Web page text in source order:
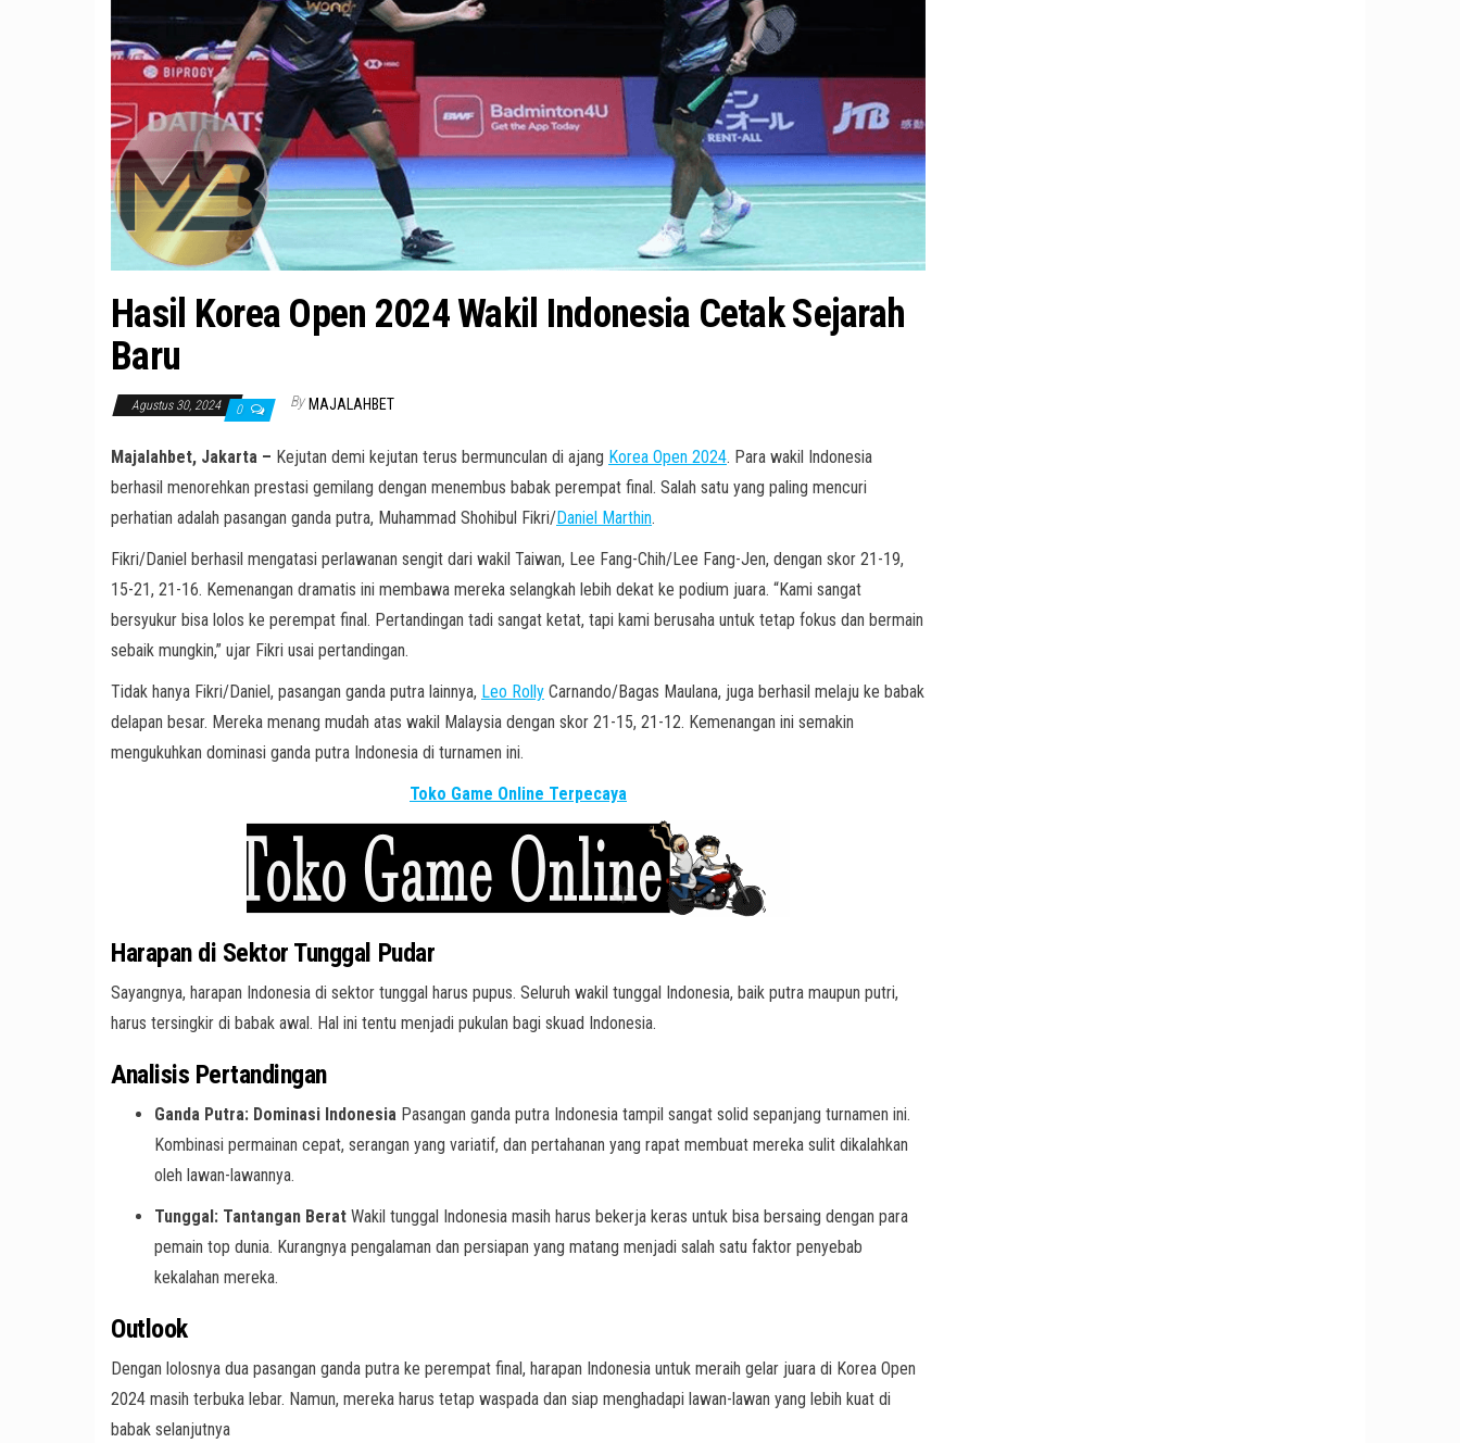
Hasil Korea Open 2024 Wakil Indonesia Cetak Sejarah
Baru
Agustus 30, 2024 0 By MAJALAHBET
Majalahbet, Jakarta – Kejutan demi kejutan terus bermunculan di ajang Korea Open 2024. Para wakil Indonesia
berhasil menorehkan prestasi gemilang dengan menembus babak perempat final. Salah satu yang paling mencuri
perhatian adalah pasangan ganda putra, Muhammad Shohibul Fikri/Daniel Marthin.
Fikri/Daniel berhasil mengatasi perlawanan sengit dari wakil Taiwan, Lee Fang-Chih/Lee Fang-Jen, dengan skor 21-19,
15-21, 21-16. Kemenangan dramatis ini membawa mereka selangkah lebih dekat ke podium juara. “Kami sangat
bersyukur bisa lolos ke perempat final. Pertandingan tadi sangat ketat, tapi kami berusaha untuk tetap fokus dan bermain
sebaik mungkin,” ujar Fikri usai pertandingan.
Tidak hanya Fikri/Daniel, pasangan ganda putra lainnya, Leo Rolly Carnando/Bagas Maulana, juga berhasil melaju ke babak
delapan besar. Mereka menang mudah atas wakil Malaysia dengan skor 21-15, 21-12. Kemenangan ini semakin
mengukuhkan dominasi ganda putra Indonesia di turnamen ini.
Toko Game Online Terpecaya
Harapan di Sektor Tunggal Pudar
Sayangnya, harapan Indonesia di sektor tunggal harus pupus. Seluruh wakil tunggal Indonesia, baik putra maupun putri,
harus tersingkir di babak awal. Hal ini tentu menjadi pukulan bagi skuad Indonesia.
Analisis Pertandingan
Ganda Putra: Dominasi Indonesia Pasangan ganda putra Indonesia tampil sangat solid sepanjang turnamen ini.
Kombinasi permainan cepat, serangan yang variatif, dan pertahanan yang rapat membuat mereka sulit dikalahkan
oleh lawan-lawannya.
Tunggal: Tantangan Berat Wakil tunggal Indonesia masih harus bekerja keras untuk bisa bersaing dengan para
pemain top dunia. Kurangnya pengalaman dan persiapan yang matang menjadi salah satu faktor penyebab
kekalahan mereka.
Outlook
Dengan lolosnya dua pasangan ganda putra ke perempat final, harapan Indonesia untuk meraih gelar juara di Korea Open
2024 masih terbuka lebar. Namun, mereka harus tetap waspada dan siap menghadapi lawan-lawan yang lebih kuat di
babak selanjutnya